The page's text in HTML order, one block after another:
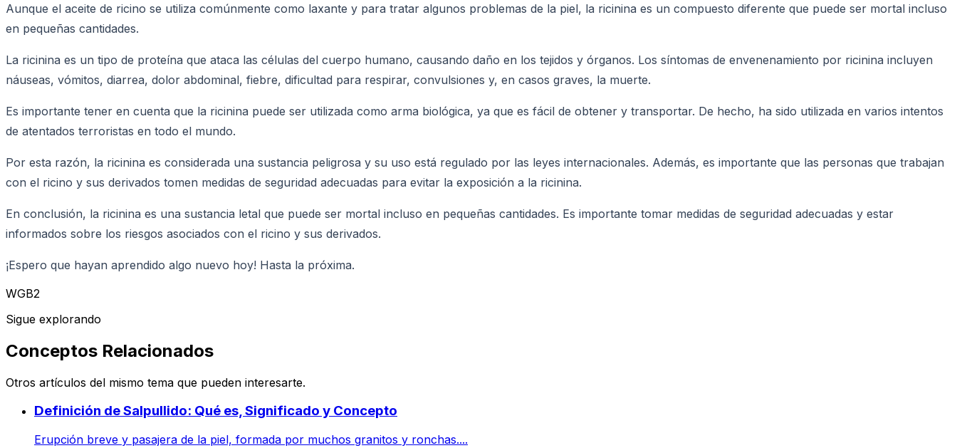
Aunque el aceite de ricino se utiliza comúnmente como laxante y para tratar algunos problemas de la piel, la ricinina es un compuesto diferente que puede ser mortal incluso
en pequeñas cantidades.
La ricinina es un tipo de proteína que ataca las células del cuerpo humano, causando daño en los tejidos y órganos. Los síntomas de envenenamiento por ricinina incluyen
náuseas, vómitos, diarrea, dolor abdominal, fiebre, dificultad para respirar, convulsiones y, en casos graves, la muerte.
Es importante tener en cuenta que la ricinina puede ser utilizada como arma biológica, ya que es fácil de obtener y transportar. De hecho, ha sido utilizada en varios intentos
de atentados terroristas en todo el mundo.
Por esta razón, la ricinina es considerada una sustancia peligrosa y su uso está regulado por las leyes internacionales. Además, es importante que las personas que trabajan
con el ricino y sus derivados tomen medidas de seguridad adecuadas para evitar la exposición a la ricinina.
En conclusión, la ricinina es una sustancia letal que puede ser mortal incluso en pequeñas cantidades. Es importante tomar medidas de seguridad adecuadas y estar
informados sobre los riesgos asociados con el ricino y sus derivados.
¡Espero que hayan aprendido algo nuevo hoy! Hasta la próxima.
WGB2
Sigue explorando
Conceptos Relacionados
Otros artículos del mismo tema que pueden interesarte.
Definición de Salpullido: Qué es, Significado y Concepto
Erupción breve y pasajera de la piel, formada por muchos granitos y ronchas....